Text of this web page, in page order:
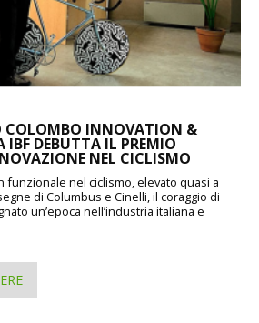
COLOMBO INNOVATION &
IBF DEBUTTA IL PREMIO
NEL CICLISMO
funzionale nel ciclismo, elevato quasi a
di Columbus e Cinelli, il coraggio di
un’epoca nell’industria italiana e